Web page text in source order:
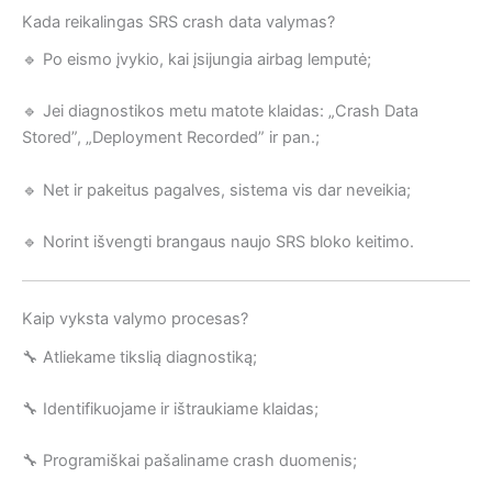
Kada reikalingas SRS crash data valymas?
🔹 Po eismo įvykio, kai įsijungia airbag lemputė;
🔹 Jei diagnostikos metu matote klaidas: „Crash Data
Stored”, „Deployment Recorded” ir pan.;
🔹 Net ir pakeitus pagalves, sistema vis dar neveikia;
🔹 Norint išvengti brangaus naujo SRS bloko keitimo.
Kaip vyksta valymo procesas?
🔧 Atliekame tikslią diagnostiką;
🔧 Identifikuojame ir ištraukiame klaidas;
🔧 Programiškai pašaliname crash duomenis;